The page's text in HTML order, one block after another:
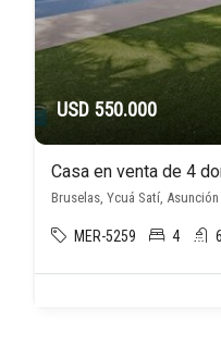
USD 550.000
Bruselas, Ycuá Satí, Asunción
MER-5259 4 6